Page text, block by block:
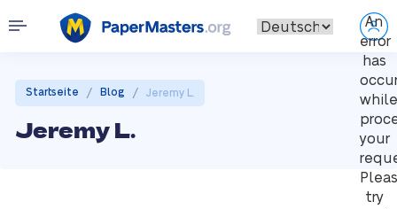
An
error
has
while
your
try
Startseite / Blog / Jeremy L.
Jeremy L.